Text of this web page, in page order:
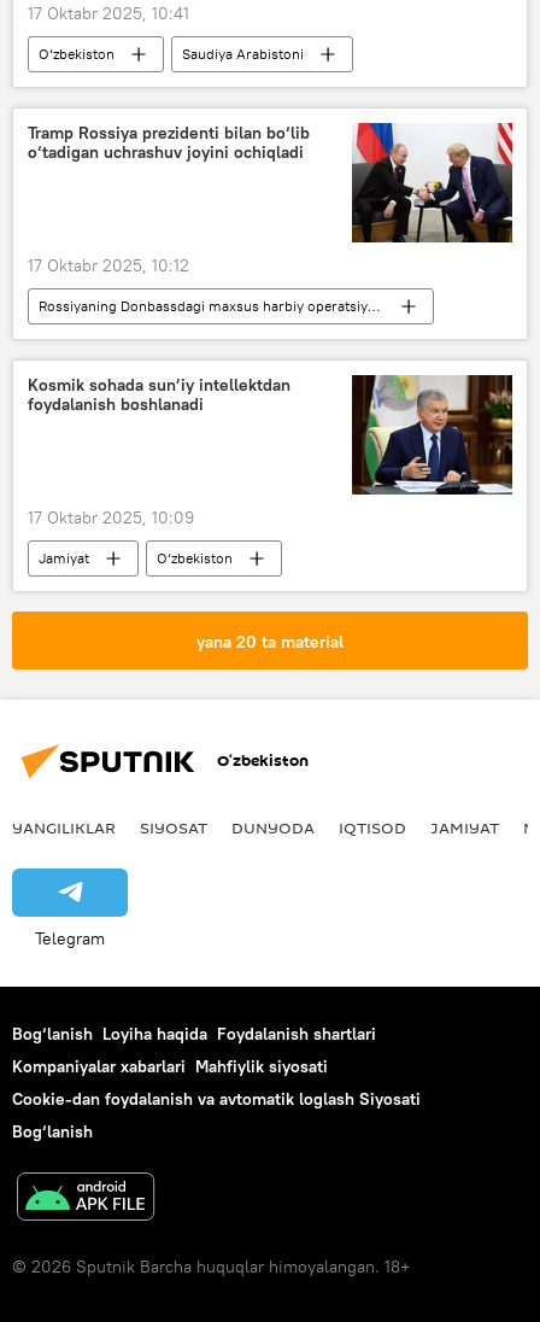
17 Oktabr 2025, 10:41
O‘zbekiston
Saudiya Arabistoni
Umra
Din ishlari bo‘yicha qo‘mita
Tramp Rossiya prezidenti bilan bo‘lib
o‘tadigan uchrashuv joyini ochiqladi
17 Oktabr 2025, 10:12
Rossiyaning Donbassdagi maxsus harbiy operatsiyasi
Dunyoda
Rossiya
AQSh
Ukraina
Donald Tramp
Vladimir Putin
Kosmik sohada sun’iy intellektdan
foydalanish boshlanadi
17 Oktabr 2025, 10:09
Jamiyat
O‘zbekiston
Shavkat Mirziyoyev
O‘zbekkosmos
sun’iy intellekt
yana 20 ta material
O‘zbekiston
YANGILIKLAR SIYOSAT DUNYODA IQTISOD JAMIYAT
Telegram
Bog‘lanish Loyiha haqida Foydalanish shartlari
Kompaniyalar xabarlari Mahfiylik siyosati
Cookie-dan foydalanish va avtomatik loglash Siyosati
Bog‘lanish
© 2026 Sputnik Barcha huquqlar himoyalangan. 18+